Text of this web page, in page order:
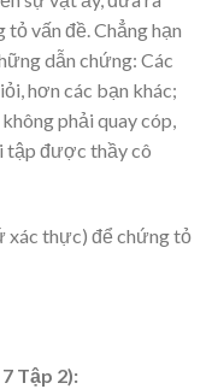
vấn đề. Chẳng hạn
dẫn chứng: Các
hơn các bạn khác;
phải quay cóp,
tập được thầy cô
xác thực) để chứng tỏ
Tập 2):